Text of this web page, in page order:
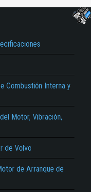
Combustión Interna y
Motor, Vibración,
de Volvo
de Arranque de
contenido.